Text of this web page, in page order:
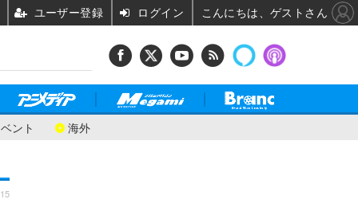
ント 海外
ユーザー登録 ログイン こんにちは、ゲストさん